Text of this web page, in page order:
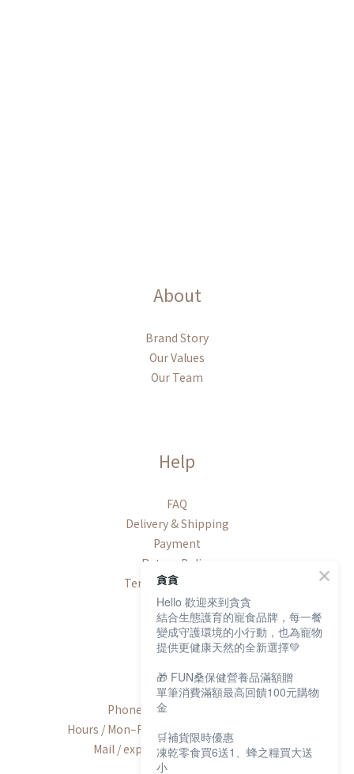
About
Brand Story
Our Values
Our Team
Help
FAQ
Delivery & Shipping
Payment
Return Policy
Terms & Conditions
Contact
Phone / +886-2-2600-8552
Hours / Mon–Fri, 9:00 AM–6:00 PM (UTC+8)
Mail / export@munchee.com.tw
貪貪
Hello 歡迎來到貪貪
結合生態護育的寵食品牌，每一餐
變成守護環境的小行動，也為寵物
提供更健康天然的全新選擇💚
🎁 FUN桑保健營養品滿額贈
單筆消費滿額最高回饋100元購物
金
🛒補貨限時優惠
凍乾零食買6送1、蜂之糧買大送
小